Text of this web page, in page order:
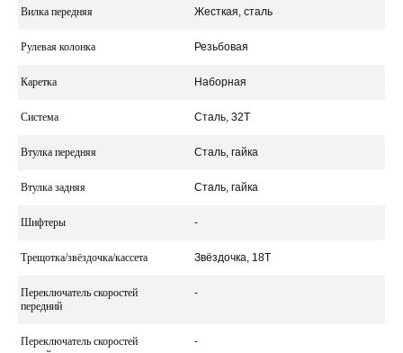
Вилка передняя Жесткая, сталь
Рулевая колонка Резьбовая
Каретка Наборная
Система Сталь, 32Т
Втулка передняя Сталь, гайка
Втулка задняя Сталь, гайка
Шифтеры -
Трещотка/звёздочка/кассета Звёздочка, 18Т
Переключатель скоростей
передний
-
Переключатель скоростей
-